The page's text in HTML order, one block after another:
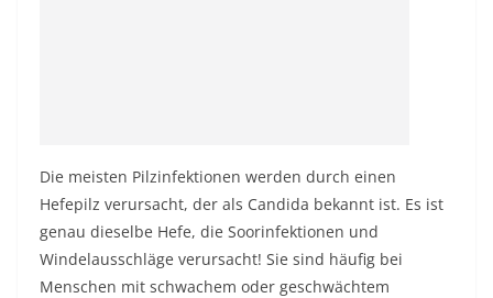
Die meisten Pilzinfektionen werden durch einen
Hefepilz verursacht, der als Candida bekannt ist. Es ist
genau dieselbe Hefe, die Soorinfektionen und
Windelausschläge verursacht! Sie sind häufig bei
Menschen mit schwachem oder geschwächtem